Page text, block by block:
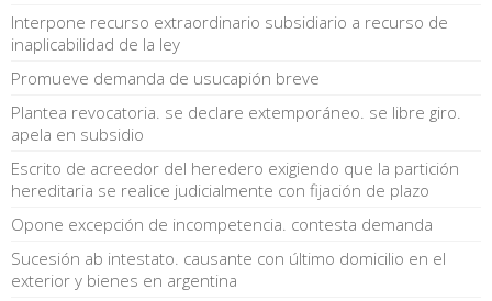
Interpone recurso extraordinario subsidiario a recurso de
inaplicabilidad de la ley
Promueve demanda de usucapión breve
Plantea revocatoria. se declare extemporáneo. se libre giro.
apela en subsidio
Escrito de acreedor del heredero exigiendo que la partición
hereditaria se realice judicialmente con fijación de plazo
Opone excepción de incompetencia. contesta demanda
Sucesión ab intestato. causante con último domicilio en el
exterior y bienes en argentina